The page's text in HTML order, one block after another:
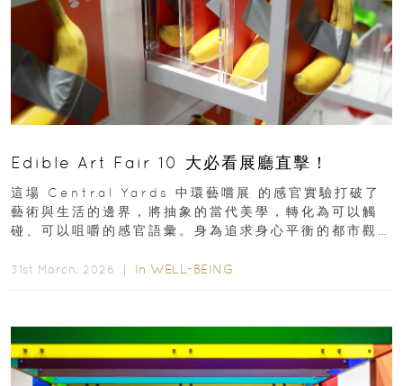
Edible Art Fair 10 大必看展廳直擊！
這場 Central Yards 中環藝嚐展 的感官實驗打破了
藝術與生活的邊界，將抽象的當代美學，轉化為可以觸
碰、可以咀嚼的感官語彙。身為追求身心平衡的都市觀
31st March, 2026 ｜ In WELL-BEING